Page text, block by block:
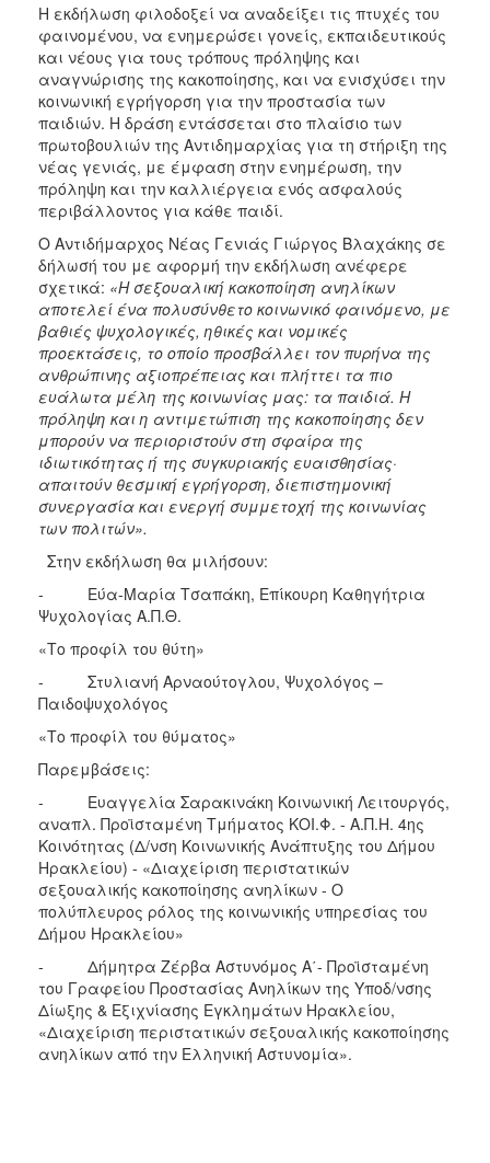
Η εκδήλωση φιλοδοξεί να αναδείξει τις πτυχές του
φαινομένου, να ενημερώσει γονείς, εκπαιδευτικούς
και νέους για τους τρόπους πρόληψης και
αναγνώρισης της κακοποίησης, και να ενισχύσει την
κοινωνική εγρήγορση για την προστασία των
παιδιών. Η δράση εντάσσεται στο πλαίσιο των
πρωτοβουλιών της Αντιδημαρχίας για τη στήριξη της
νέας γενιάς, με έμφαση στην ενημέρωση, την
πρόληψη και την καλλιέργεια ενός ασφαλούς
περιβάλλοντος για κάθε παιδί.
Ο Αντιδήμαρχος Νέας Γενιάς Γιώργος Βλαχάκης σε
δήλωσή του με αφορμή την εκδήλωση ανέφερε
σχετικά: «Η σεξουαλική κακοποίηση ανηλίκων
αποτελεί ένα πολυσύνθετο κοινωνικό φαινόμενο, με
βαθιές ψυχολογικές, ηθικές και νομικές
προεκτάσεις, το οποίο προσβάλλει τον πυρήνα της
ανθρώπινης αξιοπρέπειας και πλήττει τα πιο
ευάλωτα μέλη της κοινωνίας μας: τα παιδιά. Η
πρόληψη και η αντιμετώπιση της κακοποίησης δεν
μπορούν να περιοριστούν στη σφαίρα της
ιδιωτικότητας ή της συγκυριακής ευαισθησίας·
απαιτούν θεσμική εγρήγορση, διεπιστημονική
συνεργασία και ενεργή συμμετοχή της κοινωνίας
των πολιτών».
Στην εκδήλωση θα μιλήσουν:
- Εύα-Μαρία Τσαπάκη, Επίκουρη Καθηγήτρια
Ψυχολογίας Α.Π.Θ.
«Το προφίλ του θύτη»
- Στυλιανή Αρναούτογλου, Ψυχολόγος –
Παιδοψυχολόγος
«Το προφίλ του θύματος»
Παρεμβάσεις:
- Ευαγγελία Σαρακινάκη Κοινωνική Λειτουργός,
αναπλ. Προϊσταμένη Τμήματος ΚΟΙ.Φ. - Α.Π.Η. 4ης
Κοινότητας (Δ/νση Κοινωνικής Ανάπτυξης του Δήμου
Ηρακλείου) - «Διαχείριση περιστατικών
σεξουαλικής κακοποίησης ανηλίκων - Ο
πολύπλευρος ρόλος της κοινωνικής υπηρεσίας του
Δήμου Ηρακλείου»
- Δήμητρα Ζέρβα Αστυνόμος Α΄- Προϊσταμένη
του Γραφείου Προστασίας Ανηλίκων της Υποδ/νσης
Δίωξης & Εξιχνίασης Εγκλημάτων Ηρακλείου,
«Διαχείριση περιστατικών σεξουαλικής κακοποίησης
ανηλίκων από την Ελληνική Αστυνομία».